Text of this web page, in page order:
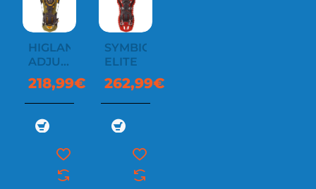
HIGLANDER
ADJUST
M
218,99€
SYMBIOZ
ELITE
262,99€